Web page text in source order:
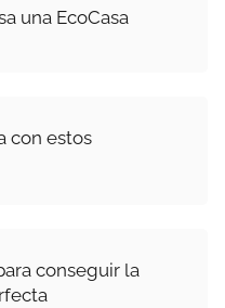
una EcoCasa
con estos
conseguir la